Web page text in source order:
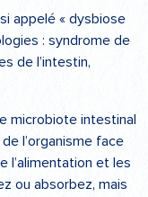
appelé « dysbiose
: syndrome de
de l’intestin,
microbiote intestinal
l’organisme face
l’alimentation et les
ou absorbez, mais